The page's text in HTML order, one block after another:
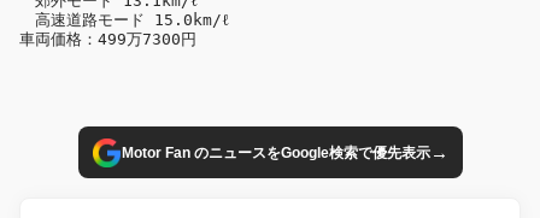
高速道路モード 15.0km/ℓ
車両価格：499万7300円
Motor Fan のニュースをGoogle検索で優先表示→